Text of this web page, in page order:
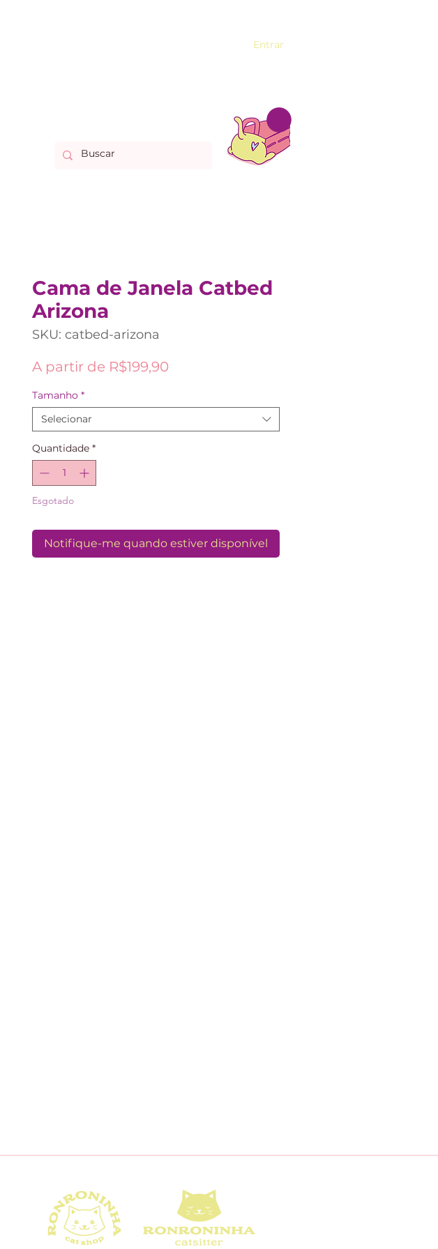
Entrar
Cama de Janela Catbed
Arizona
SKU: catbed-arizona
A partir de R$199,90
Tamanho *
Selecionar
Quantidade *
Esgotado
Notifique-me quando estiver disponível